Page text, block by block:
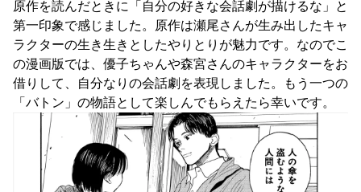
原作を読んだときに「自分の好きな会話劇が描けるな」と
第一印象で感じました。原作は瀬尾さんが生み出したキャ
ラクターの生き生きとしたやりとりが魅力です。なのでこ
の漫画版では、優子ちゃんや森宮さんのキャラクターをお
借りして、自分なりの会話劇を表現しました。もう一つの
「バトン」の物語として楽しんでもらえたら幸いです。